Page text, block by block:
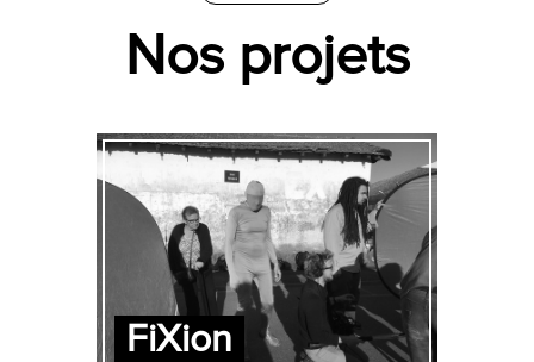
Nos projets
FiXion